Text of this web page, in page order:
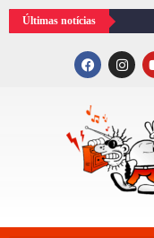
Últimas notícias